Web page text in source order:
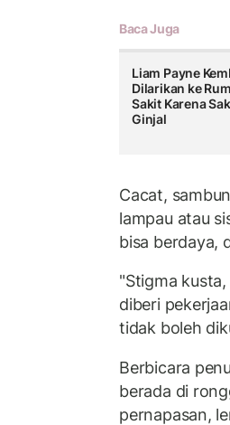
Baca Juga
Liam Payne
Dilarikan ke
Sakit Karena
Ginjal
Cacat,
lampau atau
bisa berdaya,
"Stigma
diberi
tidak boleh
Berbicara
berada di
pernapasan,